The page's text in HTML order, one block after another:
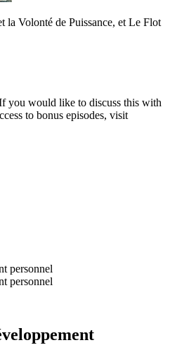
la Volonté de Puissance, et Le Flot
you would like to discuss this with
to bonus episodes, visit
personnel
personnel